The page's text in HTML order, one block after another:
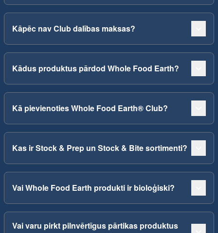
Kāpēc nav Club dalības maksas?
Kādus produktus pārdod Whole Food Earth?
Kā pievienoties Whole Food Earth® Club?
Kas ir Stock & Prep un Stock & Bite sortimenti?
Vai Whole Food Earth produkti ir bioloģiski?
Vai varu pirkt pilnvērtīgus pārtikas produktus